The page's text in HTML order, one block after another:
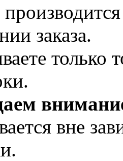
заказа.
только
вне